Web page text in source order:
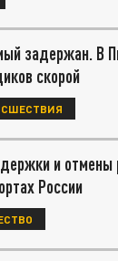
задержан. В
скорой
и отмены
России